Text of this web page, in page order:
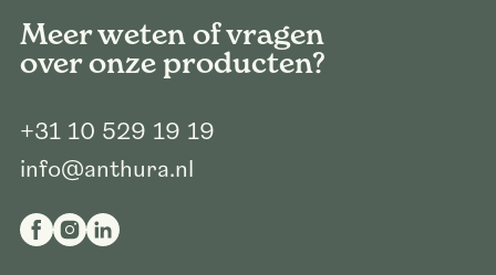
Meer weten of vragen
over onze producten?
+31 10 529 19 19
info@anthura.nl